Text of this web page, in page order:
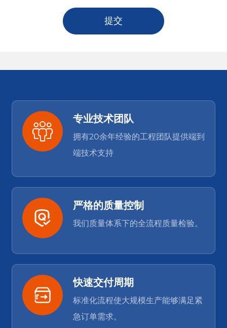
提交
专业技术团队
拥有20余年经验的工程团队提供端到
端技术支持
严格的质量控制
我们质量体系下的全流程质量检验。
快速交付周期
标准化流程使大规模生产能够满足紧
急订单需求。